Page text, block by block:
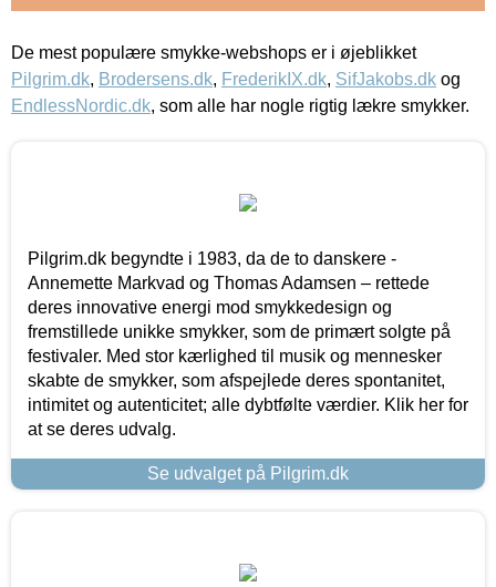
De mest populære smykke-webshops er i øjeblikket
Pilgrim.dk, Brodersens.dk, FrederikIX.dk, SifJakobs.dk og
EndlessNordic.dk, som alle har nogle rigtig lækre smykker.
Pilgrim.dk begyndte i 1983, da de to danskere -
Annemette Markvad og Thomas Adamsen – rettede
deres innovative energi mod smykkedesign og
fremstillede unikke smykker, som de primært solgte på
festivaler. Med stor kærlighed til musik og mennesker
skabte de smykker, som afspejlede deres spontanitet,
intimitet og autenticitet; alle dybtfølte værdier. Klik her for
at se deres udvalg.
Se udvalget på Pilgrim.dk